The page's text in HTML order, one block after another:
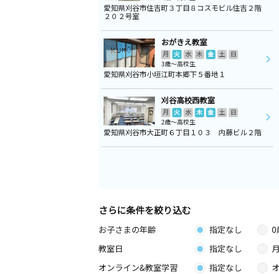
愛知県刈谷市住吉町３丁目８コスモビル住吉２階
２０２号室
おがきえ教室
月 火 水 木 金 土
日
3歳～高校生
愛知県刈谷市小垣江町本郷下５番地１
刈谷高校西教室
月 火 水 木 金 土
日
2歳～高校生
愛知県刈谷市大正町６丁目１０３ 内藤ビル２階
さらに条件を絞り込む
お子さまの年齢 指定なし 0
教室日
指定なし 月
オンライン&教室学習
指定なし